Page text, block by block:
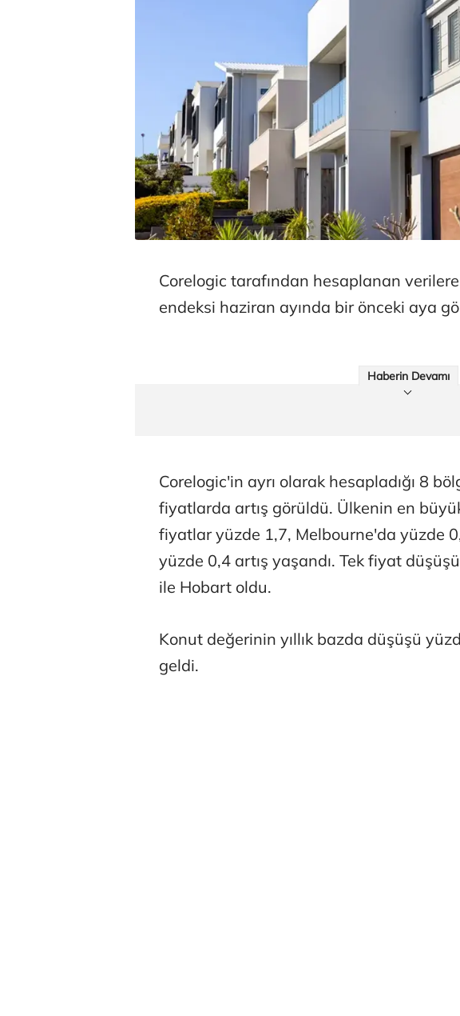
Corelogic tarafından hesaplanan
endeksi haziran ayında bir önceki aya
Haberin Devamı
Corelogic'in ayrı olarak hesapladığı 8
fiyatlarda artış görüldü. Ülkenin en
fiyatlar yüzde 1,7, Melbourne'da yüzde
yüzde 0,4 artış yaşandı. Tek fiyat
ile Hobart oldu.
Konut değerinin yıllık bazda düşüşü
geldi.